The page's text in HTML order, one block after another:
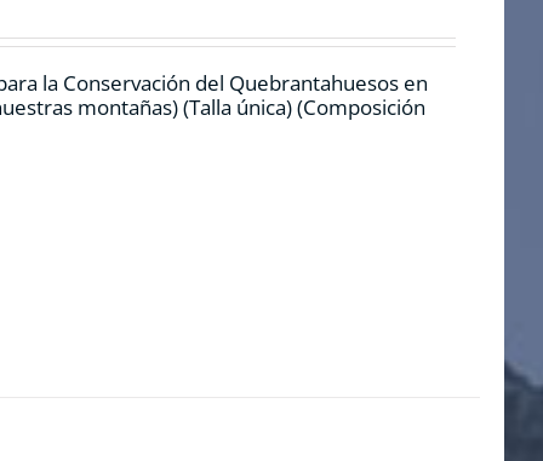
la Conservación del Quebrantahuesos en
montañas) (Talla única) (Composición